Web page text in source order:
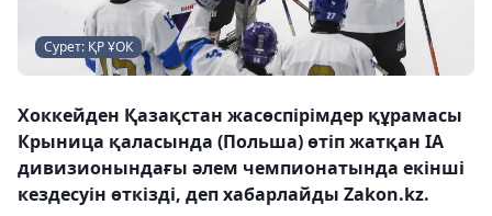
Сурет: ҚР ҰОК
Хоккейден Қазақстан жасөспірімдер құрамасы
Крыница қаласында (Польша) өтіп жатқан IA
дивизионындағы әлем чемпионатында екінші
кездесуін өткізді, деп хабарлайды Zakon.kz.